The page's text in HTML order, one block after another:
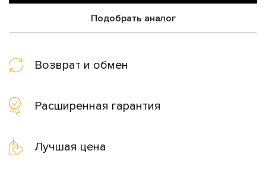
Подобрать аналог
Возврат и обмен
Расширенная гарантия
Лучшая цена